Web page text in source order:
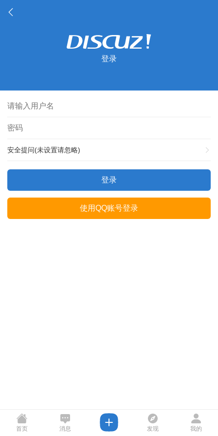
登录
安全提问(未设置请忽略)
登录
使用QQ账号登录
首页 消息 发现 我的